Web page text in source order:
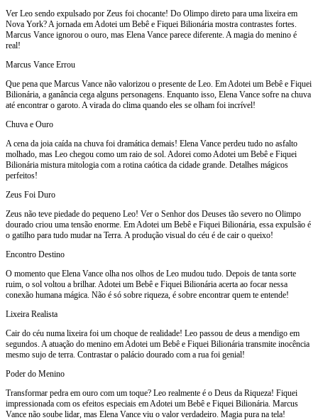
Ver Leo sendo expulsado por Zeus foi chocante! Do Olimpo direto para uma lixeira em
Nova York? A jornada em Adotei um Bebê e Fiquei Bilionária mostra contrastes fortes.
Marcus Vance ignorou o ouro, mas Elena Vance parece diferente. A magia do menino é
real!
Marcus Vance Errou
Que pena que Marcus Vance não valorizou o presente de Leo. Em Adotei um Bebê e Fiquei
Bilionária, a ganância cega alguns personagens. Enquanto isso, Elena Vance sofre na chuva
até encontrar o garoto. A virada do clima quando eles se olham foi incrível!
Chuva e Ouro
A cena da joia caída na chuva foi dramática demais! Elena Vance perdeu tudo no asfalto
molhado, mas Leo chegou como um raio de sol. Adorei como Adotei um Bebê e Fiquei
Bilionária mistura mitologia com a rotina caótica da cidade grande. Detalhes mágicos
perfeitos!
Zeus Foi Duro
Zeus não teve piedade do pequeno Leo! Ver o Senhor dos Deuses tão severo no Olimpo
dourado criou uma tensão enorme. Em Adotei um Bebê e Fiquei Bilionária, essa expulsão é
o gatilho para tudo mudar na Terra. A produção visual do céu é de cair o queixo!
Encontro Destino
O momento que Elena Vance olha nos olhos de Leo mudou tudo. Depois de tanta sorte
ruim, o sol voltou a brilhar. Adotei um Bebê e Fiquei Bilionária acerta ao focar nessa
conexão humana mágica. Não é só sobre riqueza, é sobre encontrar quem te entende!
Lixeira Realista
Cair do céu numa lixeira foi um choque de realidade! Leo passou de deus a mendigo em
segundos. A atuação do menino em Adotei um Bebê e Fiquei Bilionária transmite inocência
mesmo sujo de terra. Contrastar o palácio dourado com a rua foi genial!
Poder do Menino
Transformar pedra em ouro com um toque? Leo realmente é o Deus da Riqueza! Fiquei
impressionada com os efeitos especiais em Adotei um Bebê e Fiquei Bilionária. Marcus
Vance não soube lidar, mas Elena Vance viu o valor verdadeiro. Magia pura na tela!